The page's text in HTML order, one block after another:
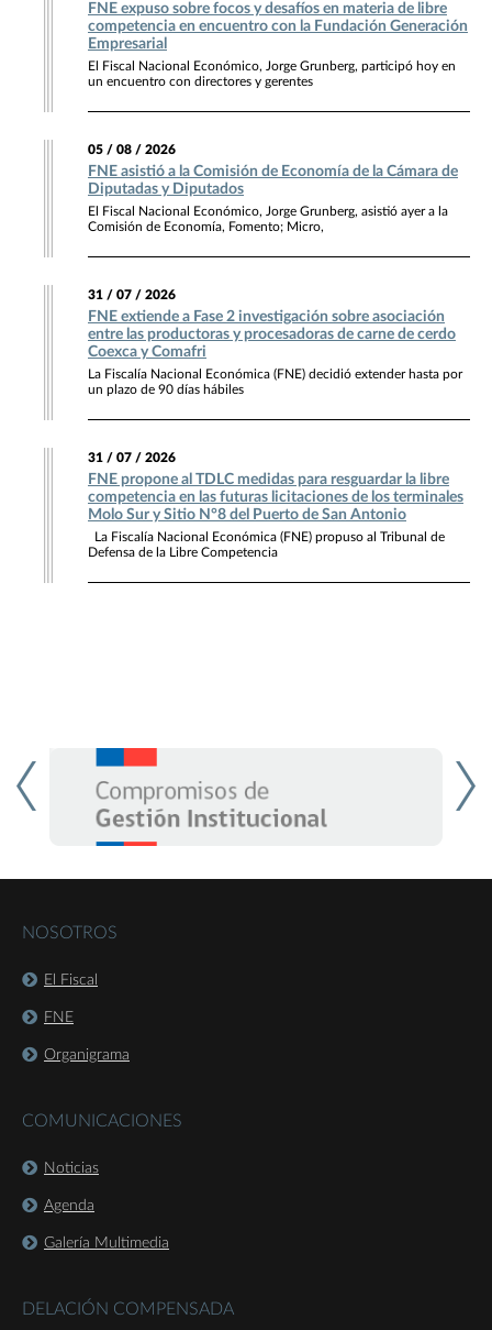
FNE expuso sobre focos y desafíos en materia de libre
competencia en encuentro con la Fundación Generación
Empresarial
El Fiscal Nacional Económico, Jorge Grunberg, participó hoy en
un encuentro con directores y gerentes
05 / 08 / 2026
FNE asistió a la Comisión de Economía de la Cámara de
Diputadas y Diputados
El Fiscal Nacional Económico, Jorge Grunberg, asistió ayer a la
Comisión de Economía, Fomento; Micro,
31 / 07 / 2026
FNE extiende a Fase 2 investigación sobre asociación
entre las productoras y procesadoras de carne de cerdo
Coexca y Comafri
La Fiscalía Nacional Económica (FNE) decidió extender hasta por
un plazo de 90 días hábiles
31 / 07 / 2026
FNE propone al TDLC medidas para resguardar la libre
competencia en las futuras licitaciones de los terminales
Molo Sur y Sitio N°8 del Puerto de San Antonio
La Fiscalía Nacional Económica (FNE) propuso al Tribunal de
Defensa de la Libre Competencia
NOSOTROS
El Fiscal
FNE
Organigrama
COMUNICACIONES
Noticias
Agenda
Galería Multimedia
DELACIÓN COMPENSADA